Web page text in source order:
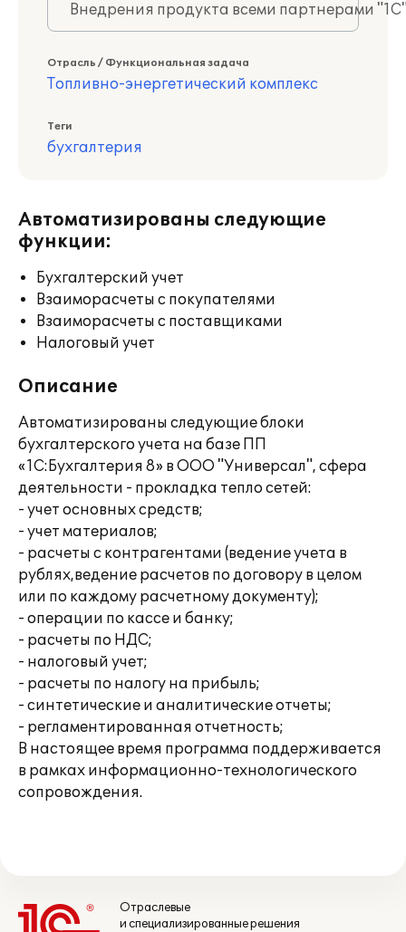
Внедрения продукта всеми партнерами
Отрасль / Функциональная задача
Топливно-энергетический комплекс
Теги
бухгалтерия
Автоматизированы следующие
функции:
Бухгалтерский учет
Взаиморасчеты с покупателями
Взаиморасчеты с поставщиками
Налоговый учет
Описание
Автоматизированы следующие блоки
бухгалтерского учета на базе ПП
«1С:Бухгалтерия 8» в ООО "Универсал", сфера
деятельности - прокладка тепло сетей:
- учет основных средств;
- учет материалов;
- расчеты с контрагентами (ведение учета в
рублях,ведение расчетов по договору в целом
или по каждому расчетному документу);
- операции по кассе и банку;
- расчеты по НДС;
- налоговый учет;
- расчеты по налогу на прибыль;
- синтетические и аналитические отчеты;
- регламентированная отчетность;
В настоящее время программа поддерживается
в рамках информационно-технологического
сопровождения.
Отраслевые
и специализированные решения